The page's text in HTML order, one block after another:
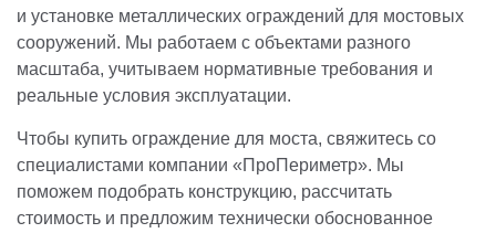
и установке металлических ограждений для мостовых
сооружений. Мы работаем с объектами разного
масштаба, учитываем нормативные требования и
реальные условия эксплуатации.
Чтобы купить ограждение для моста, свяжитесь со
специалистами компании «ПроПериметр». Мы
поможем подобрать конструкцию, рассчитать
стоимость и предложим технически обоснованное